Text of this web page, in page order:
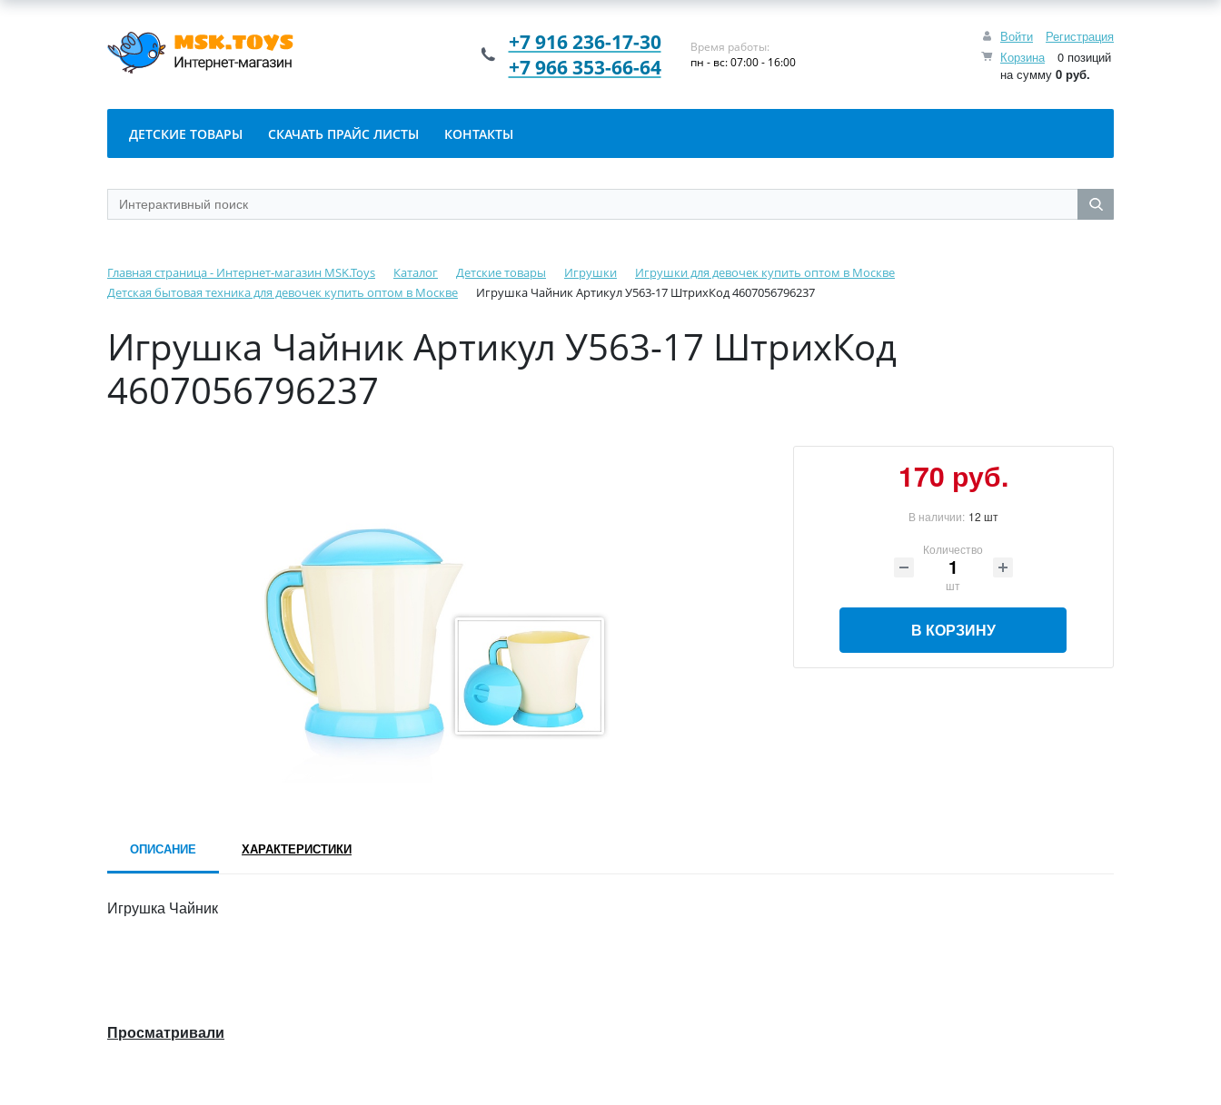
Войти
Регистрация
Корзина
0 позиций
на сумму 0 руб.
+7 916 236-17-30
+7 966 353-66-64
Время работы:
пн - вс: 07:00 - 16:00
ДЕТСКИЕ ТОВАРЫ СКАЧАТЬ ПРАЙС ЛИСТЫ КОНТАКТЫ
Главная страница - Интернет-магазин MSK.Toys Каталог Детские товары Игрушки
Игрушки для девочек купить оптом в Москве
Детская бытовая техника для девочек купить оптом в Москве
Игрушка Чайник Артикул У563-17 ШтрихКод 4607056796237
Игрушка Чайник Артикул У563-17 ШтрихКод
4607056796237
170 руб.
В наличии: 12 шт
Количество
шт
В КОРЗИНУ
ОПИСАНИЕ ХАРАКТЕРИСТИКИ
Игрушка Чайник
Просматривали